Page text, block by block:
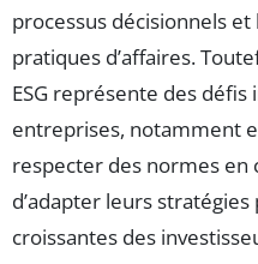
processus décisionnels
pratiques d’affaires.
ESG représente des
entreprises, notamment
respecter des normes en
d’adapter leurs
croissantes des